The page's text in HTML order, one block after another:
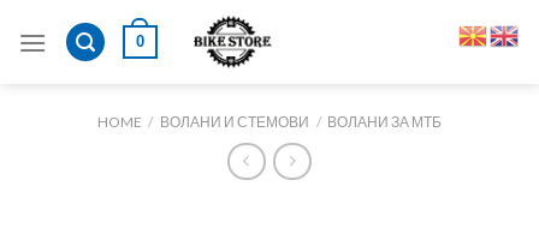
0
HOME / ВОЛАНИ И СТЕМОВИ / ВОЛАНИ ЗА МТБ